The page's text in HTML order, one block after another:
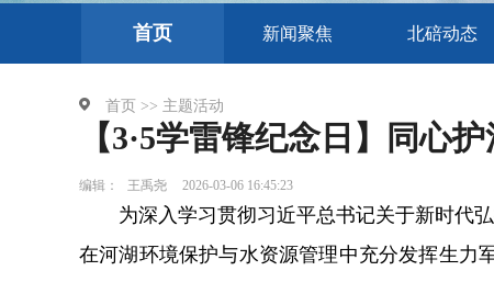
首页 新闻聚焦 北碚动态
首页 >> 主题活动
【3·5学雷锋纪念日】同心
编辑： 王禹尧 2026-03-06 16:45:23
为深入学习贯彻习近平总书记关于新时代
在河湖环境保护与水资源管理中充分发挥生力